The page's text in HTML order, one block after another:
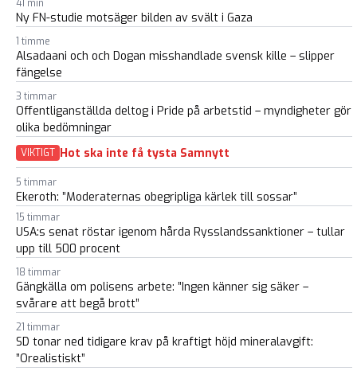
41 min
Ny FN-studie motsäger bilden av svält i Gaza
1 timme
Alsadaani och och Dogan misshandlade svensk kille – slipper
fängelse
3 timmar
Offentliganställda deltog i Pride på arbetstid – myndigheter gör
olika bedömningar
VIKTIGT Hot ska inte få tysta Samnytt
5 timmar
Ekeroth: ”Moderaternas obegripliga kärlek till sossar”
15 timmar
USA:s senat röstar igenom hårda Rysslandssanktioner – tullar
upp till 500 procent
18 timmar
Gängkälla om polisens arbete: ”Ingen känner sig säker –
svårare att begå brott”
21 timmar
SD tonar ned tidigare krav på kraftigt höjd mineralavgift:
”Orealistiskt”